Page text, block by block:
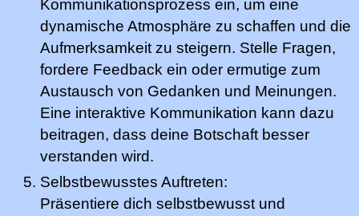
Kommunikationsprozess ein, um eine
dynamische Atmosphäre zu schaffen und die
Aufmerksamkeit zu steigern. Stelle Fragen,
fordere Feedback ein oder ermutige zum
Austausch von Gedanken und Meinungen.
Eine interaktive Kommunikation kann dazu
beitragen, dass deine Botschaft besser
verstanden wird.
Selbstbewusstes Auftreten:
Präsentiere dich selbstbewusst und